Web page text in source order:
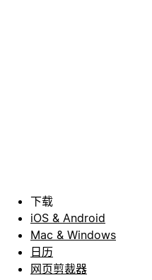
下载
iOS & Android
Mac & Windows
日历
网页剪裁器